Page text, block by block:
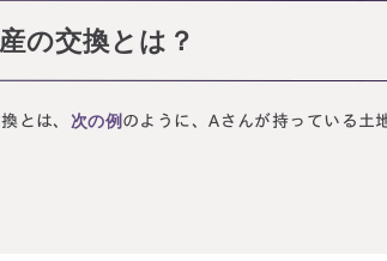
の交換とは？
とは、 次の例 のように、Aさんが持っている土